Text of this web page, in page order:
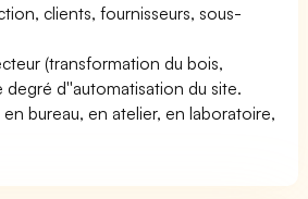
clients, fournisseurs, sous-
(transformation du bois,
degré d''automatisation du site.
bureau, en atelier, en laboratoire,